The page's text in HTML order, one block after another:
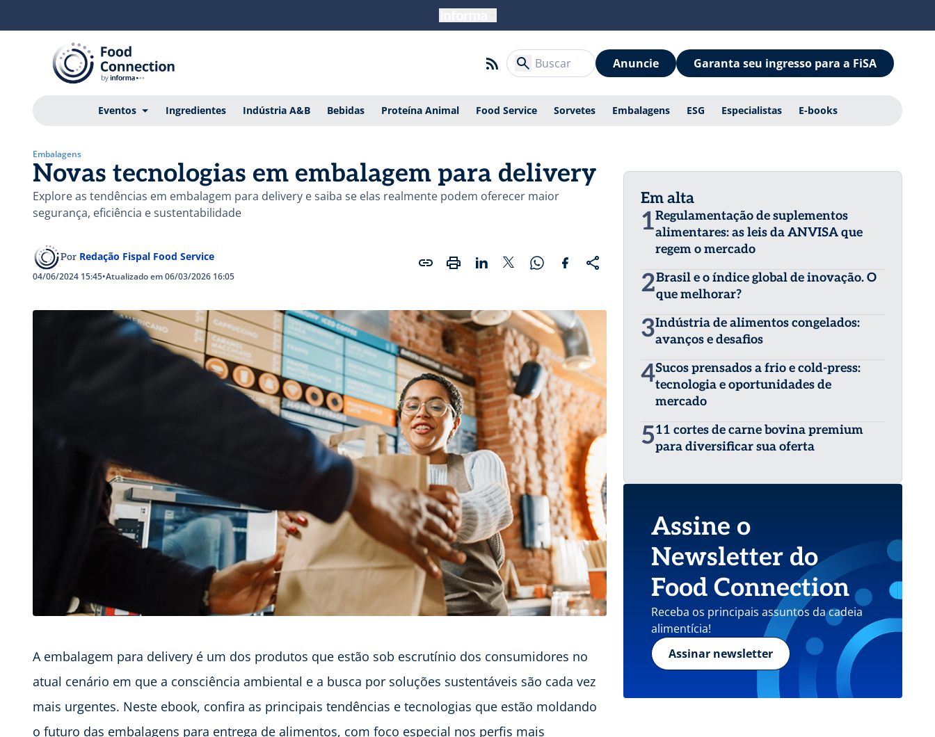
Anuncie Garanta seu ingresso para a FiSA
Eventos Ingredientes Indústria A&B Bebidas Proteína Animal Food Service Sorvetes Embalagens ESG Especialistas E-books
Embalagens
Novas tecnologias em embalagem para delivery
Explore as tendências em embalagem para delivery e saiba se elas realmente podem oferecer maior
segurança, eficiência e sustentabilidade
Por Redação Fispal Food Service
04/06/2024 15:45•Atualizado em 06/03/2026 16:05
A embalagem para delivery é um dos produtos que estão sob escrutínio dos consumidores no
atual cenário em que a consciência ambiental e a busca por soluções sustentáveis são cada vez
mais urgentes. Neste ebook, confira as principais tendências e tecnologias que estão moldando
o futuro das embalagens para entrega de alimentos, com foco especial nos perfis mais
Em alta
1Regulamentação de suplementos
alimentares: as leis da ANVISA que
regem o mercado
2Brasil e o índice global de inovação. O
que melhorar?
3Indústria de alimentos congelados:
avanços e desafios
4Sucos prensados a frio e cold-press:
tecnologia e oportunidades de
mercado
511 cortes de carne bovina premium
para diversificar sua oferta
Assine o
Newsletter do
Food Connection
Receba os principais assuntos da cadeia
alimentícia!
Assinar newsletter